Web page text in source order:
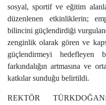
sosyal, sportif ve eğitim
düzenlenen etkinliklerin;
bilincini güçlendirdiği
zenginlik olarak gören ve
güçlendirmeyi hedefleyen
farkındalığın artmasına ve
katkılar sunduğu belirtildi.
REKTÖR